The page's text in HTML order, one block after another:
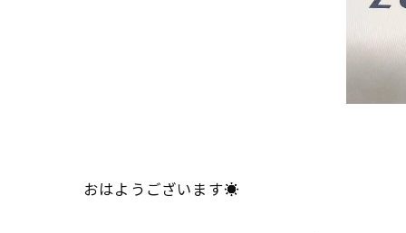
おはようございます☀